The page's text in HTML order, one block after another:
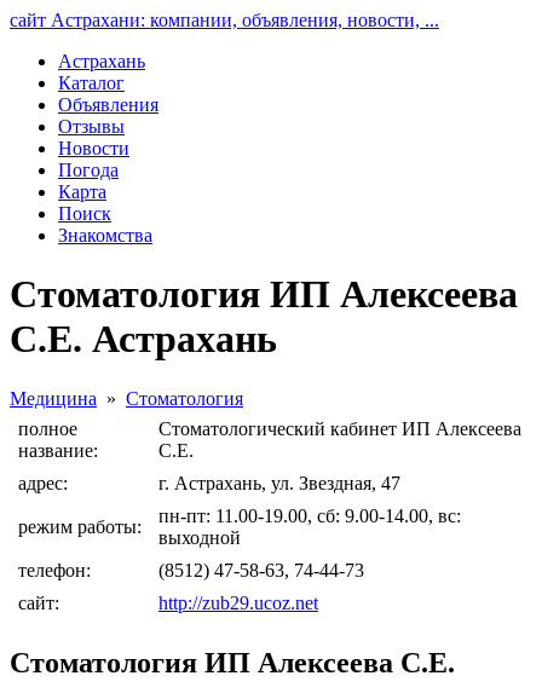
сайт Астрахани: компании, объявления, новости, ...
Астрахань
Каталог
Объявления
Отзывы
Новости
Погода
Карта
Поиск
Знакомства
Стоматология ИП Алексеева
С.Е. Астрахань
Медицина » Стоматология
полное
название:
Стоматологический кабинет ИП Алексеева
С.Е.
адрес:
г. Астрахань, ул. Звездная, 47
режим работы:
пн-пт: 11.00-19.00, сб: 9.00-14.00, вс:
выходной
телефон:
(8512) 47-58-63, 74-44-73
сайт:
http://zub29.ucoz.net
Стоматология ИП Алексеева С.Е.